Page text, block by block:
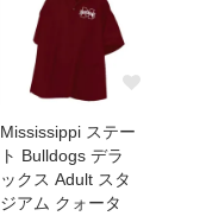
Mississippi ステー
ト Bulldogs デラ
ックス Adult スタ
ジアム クォータ